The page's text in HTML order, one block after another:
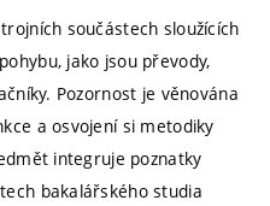
součástech sloužících
jako jsou převody,
Pozornost je věnována
a osvojení si metodiky
integruje poznatky
bakalářského studia